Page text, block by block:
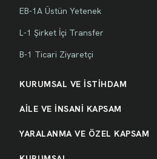
EB-1A Üstün Yetenek
L-1 Şirket İçi Transfer
B-1 Ticari Ziyaretçi
KURUMSAL VE İSTİHDAM
AİLE VE İNSANİ KAPSAM
YARALANMA VE ÖZEL KAPSAM